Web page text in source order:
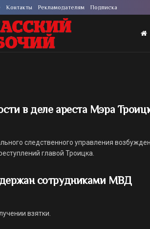
Контакты Рекламодателям Подписка
в деле ареста Мэра
следственного управления
главой Троицка.
сотрудниками МВД
взятки.